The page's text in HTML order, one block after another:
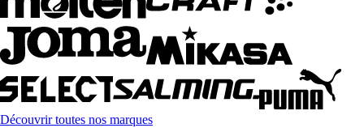
Découvrir toutes nos marques